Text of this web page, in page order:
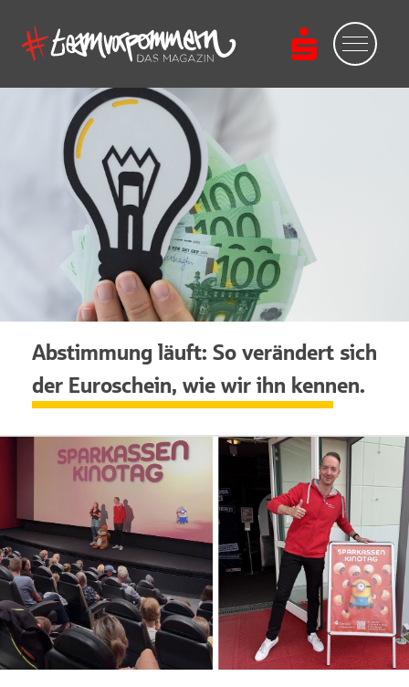
Abstimmung läuft: So verändert sich
der Euroschein, wie wir ihn kennen.